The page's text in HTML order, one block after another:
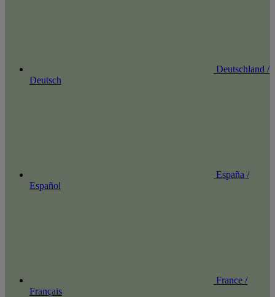
Deutschland /
Deutsch
España /
Español
France /
Français